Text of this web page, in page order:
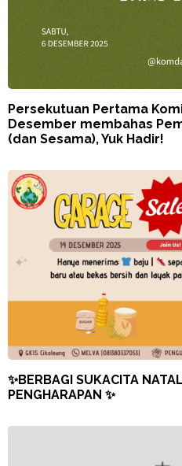
Persekutuan Pertama
Desember membahas
(dan Sesama), Yuk Hadir!
✨BERBAGI SUKACITA
PENGHARAPAN ✨